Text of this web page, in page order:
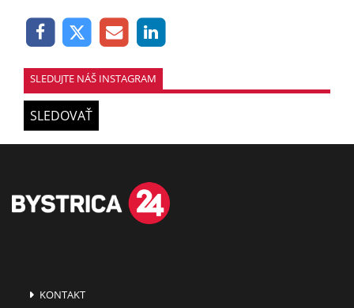
SLEDUJTE NÁŠ INSTAGRAM
SLEDOVAŤ
KONTAKT